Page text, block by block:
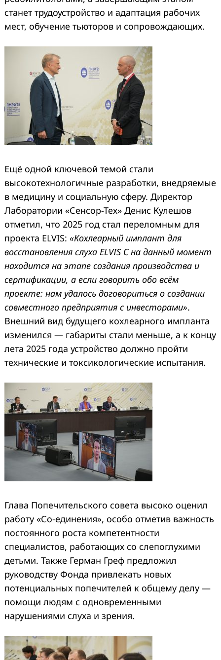
станет трудоустройство и адаптация рабочих
мест, обучение тьюторов и сопровождающих.
Ещё одной ключевой темой стали
высокотехнологичные разработки, внедряемые
в медицину и социальную сферу. Директор
Лаборатории «Сенсор-Тех» Денис Кулешов
отметил, что 2025 год стал переломным для
проекта ELVIS: «Кохлеарный имплант для
восстановления слуха ELVIS С на данный момент
находится на этапе создания производства и
сертификации, а если говорить обо всём
проекте: нам удалось договориться о создании
совместного предприятия с инвесторами».
Внешний вид будущего кохлеарного импланта
изменился — габариты стали меньше, а к концу
лета 2025 года устройство должно пройти
технические и токсикологические испытания.
Глава Попечительского совета высоко оценил
работу «Со-единения», особо отметив важность
постоянного роста компетентности
специалистов, работающих со слепоглухими
детьми. Также Герман Греф предложил
руководству Фонда привлекать новых
потенциальных попечителей к общему делу —
помощи людям с одновременными
нарушениями слуха и зрения.